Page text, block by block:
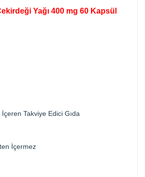
Yağı 400 mg 60 Kapsül
Takviye Edici Gıda
İçermez